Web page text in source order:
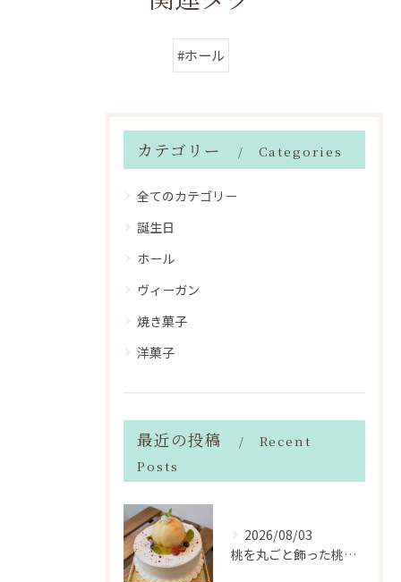
#ホール
カテゴリー Categories
全てのカテゴリー
誕生日
ホール
ヴィーガン
焼き菓子
洋菓子
最近の投稿
Recent
Posts
2026/08/03
桃を丸ごと飾った桃のホールケーキ（サンドも桃）